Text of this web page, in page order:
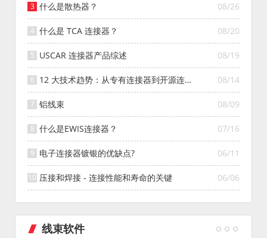
08/26
什么是散热器？
08/20
什么是 TCA 连接器？
08/19
USCAR 连接器产品综述
08/14
12 大技术趋势：从专有连接器到开源连接
器的演变
08/09
铝线束
07/16
什么是EWIS连接器？
06/11
电子连接器镀银的优缺点?
06/06
压接和焊接 - 连接性能和寿命的关键
线束软件